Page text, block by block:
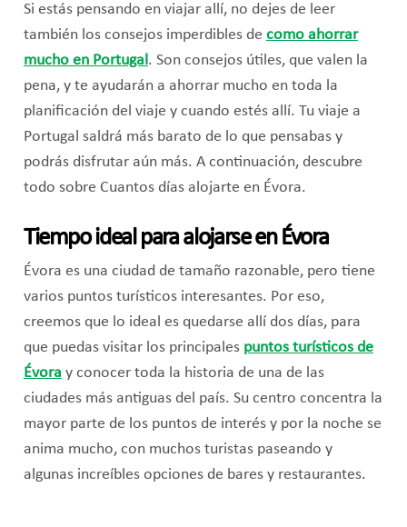
Si estás pensando en viajar allí, no dejes de leer
también los consejos imperdibles de como ahorrar
mucho en Portugal. Son consejos útiles, que valen la
pena, y te ayudarán a ahorrar mucho en toda la
planificación del viaje y cuando estés allí. Tu viaje a
Portugal saldrá más barato de lo que pensabas y
podrás disfrutar aún más. A continuación, descubre
todo sobre Cuantos días alojarte en Évora.
Tiempo ideal para alojarse en Évora
Évora es una ciudad de tamaño razonable, pero tiene
varios puntos turísticos interesantes. Por eso,
creemos que lo ideal es quedarse allí dos días, para
que puedas visitar los principales puntos turísticos de
Évora y conocer toda la historia de una de las
ciudades más antiguas del país. Su centro concentra la
mayor parte de los puntos de interés y por la noche se
anima mucho, con muchos turistas paseando y
algunas increíbles opciones de bares y restaurantes.